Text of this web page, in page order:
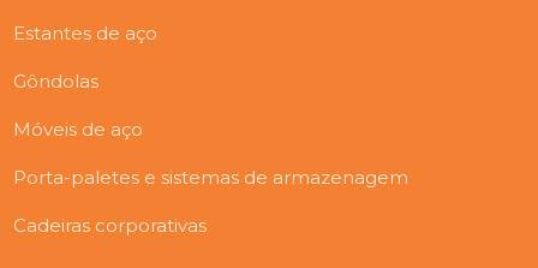
Estantes de aço
Gôndolas
Móveis de aço
Porta-paletes e sistemas de armazenagem
Cadeiras corporativas